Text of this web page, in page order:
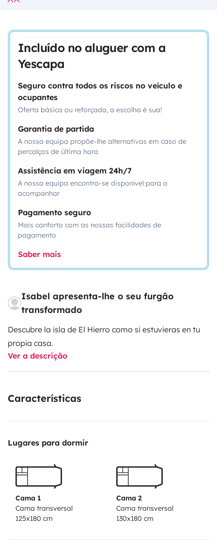
Incluído no aluguer com a
Yescapa
Seguro contra todos os riscos no veículo e
ocupantes
Oferta básica ou reforçada, a escolha é sua!
Garantia de partida
A nossa equipa propõe-lhe alternativas em caso de
percalços de última hora
Assistência em viagem 24h/7
A nossa equipa encontra-se disponível para o
acompanhar
Pagamento seguro
Mais conforto com as nossas facilidades de
pagamento
Saber mais
Isabel apresenta-lhe o seu furgão
transformado
Descubre la isla de El Hierro como si estuvieras en tu
propia casa.
Ver a descrição
Características
Lugares para dormir
Cama 1
Cama transversal
125x180 cm
Cama 2
Cama transversal
130x180 cm